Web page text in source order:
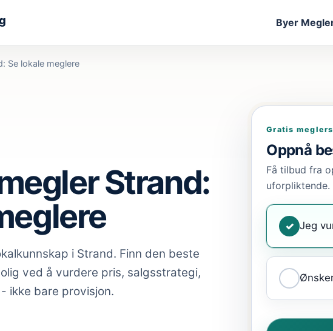
Byer
Se lokale meglere
Strand:
i Strand. Finn den beste
ved å vurdere pris, salgsstrategi,
ikke bare provisjon.
Gratis
Oppnå
Få tilbud fra
uforpliktende.
✓ Jeg